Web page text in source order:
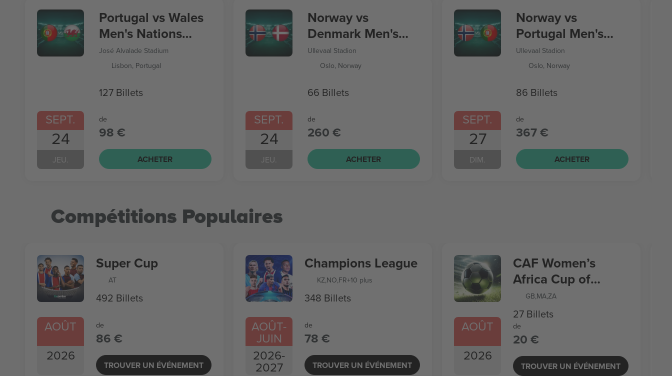
SEPT.
24
JEU.
Portugal vs Wales
Men's Nations
League
José Alvalade Stadium
Lisbon, Portugal
127 Billets
de
98 €
ACHETER
SEPT.
24
JEU.
Norway vs
Denmark Men's
Nations League
Ullevaal Stadion
Oslo, Norway
66 Billets
de
260 €
ACHETER
SEPT.
27
DIM.
Norway vs
Portugal Men's
Nations League
Ullevaal Stadion
Oslo, Norway
86 Billets
de
367 €
ACHETER
Compétitions Populaires
AOÛT
2026
Super Cup
AT
492 Billets
de
86 €
TROUVER UN ÉVÉNEMENT
AOÛT-
JUIN
2026-
2027
Champions League
KZ,NO,FR+10 plus
348 Billets
de
78 €
TROUVER UN ÉVÉNEMENT
AOÛT
2026
CAF Women’s
Africa Cup of
Nations
GB,MA,ZA
27 Billets
de
20 €
TROUVER UN ÉVÉNEMENT